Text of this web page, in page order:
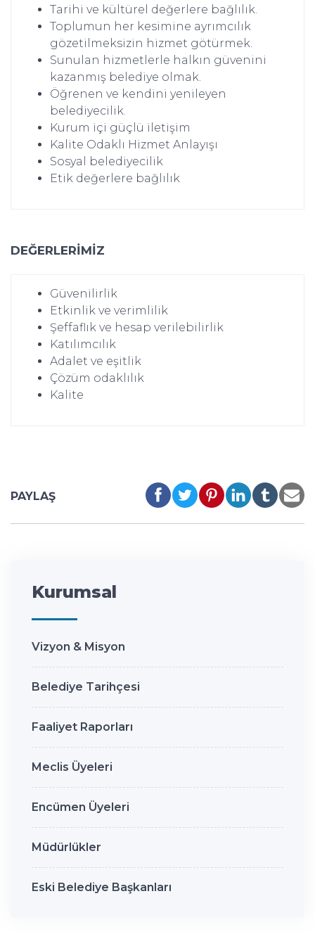
Tarihi ve kültürel değerlere bağlılık.
Toplumun her kesimine ayrımcılık
gözetilmeksizin hizmet götürmek.
Sunulan hizmetlerle halkın güvenini
kazanmış belediye olmak.
Öğrenen ve kendini yenileyen
belediyecilik.
Kurum içi güçlü iletişim
Kalite Odaklı Hizmet Anlayışı
Sosyal belediyecilik
Etik değerlere bağlılık
DEĞERLERİMİZ
Güvenilirlik
Etkinlik ve verimlilik
Şeffaflık ve hesap verilebilirlik
Katılımcılık
Adalet ve eşitlik
Çözüm odaklılık
Kalite
PAYLAŞ
Kurumsal
Vizyon & Misyon
Belediye Tarihçesi
Faaliyet Raporları
Meclis Üyeleri
Encümen Üyeleri
Müdürlükler
Eski Belediye Başkanları